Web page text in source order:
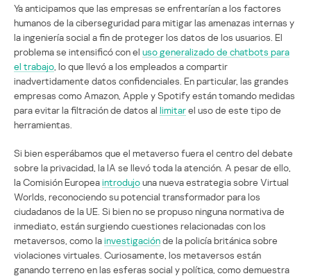
Ya anticipamos que las empresas se enfrentarían a los factores
humanos de la ciberseguridad para mitigar las amenazas internas y
la ingeniería social a fin de proteger los datos de los usuarios. El
problema se intensificó con el uso generalizado de chatbots para
el trabajo , lo que llevó a los empleados a compartir
inadvertidamente datos confidenciales. En particular, las grandes
empresas como Amazon, Apple y Spotify están tomando medidas
para evitar la filtración de datos al limitarel uso de este tipo de
herramientas.
Si bien esperábamos que el metaverso fuera el centro del debate
sobre la privacidad, la IA se llevó toda la atención. A pesar de ello,
la Comisión Europeaintrodujouna nueva estrategia sobre Virtual
Worlds, reconociendo su potencial transformador para los
ciudadanos de la UE. Si bien no se propuso ninguna normativa de
inmediato, están surgiendo cuestiones relacionadas con los
metaversos, como lainvestigaciónde la policía británica sobre
violaciones virtuales. Curiosamente, los metaversos están
ganando terreno en las esferas social y política, como demuestra